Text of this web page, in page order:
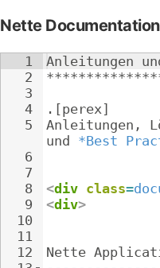
Nette
1
2
3
4
5
6
7
8
9
10
11
12
Anleitungen
.[perex]
Anleitungen,
und *Best
<div class=
<div>
Nette